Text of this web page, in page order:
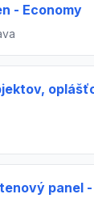
- Economy
panel